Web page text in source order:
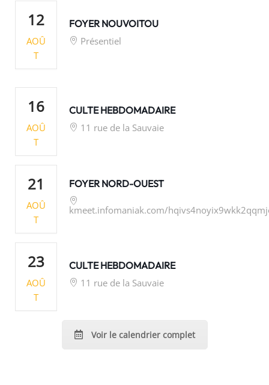
12
AOÛ
T
FOYER NOUVOITOU
Présentiel
16
AOÛ
T
CULTE HEBDOMADAIRE
11 rue de la Sauvaie
21
AOÛ
T
FOYER NORD-OUEST
kmeet.infomaniak.com/
23
AOÛ
T
CULTE HEBDOMADAIRE
11 rue de la Sauvaie
Voir le calendrier complet